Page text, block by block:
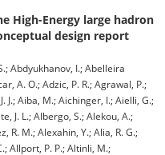
High-Energy large hadron
design report
Abdyukhanov, I.; Abelleira
A. O.; Adzic, P. R.; Agrawal, P.;
J.; Aiba, M.; Aichinger, I.; Aielli, G.;
J. L.; Albergo, S.; Alekou, A.;
R. M.; Alexahin, Y.; Alia, R. G.;
Allport, P. P.; Altinli, M.;